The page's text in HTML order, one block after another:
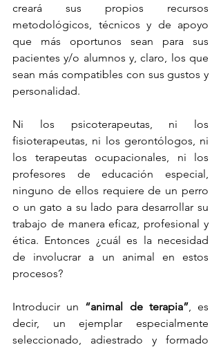
creará sus propios recursos
metodológicos, técnicos y de apoyo
que más oportunos sean para sus
pacientes y/o alumnos y, claro, los que
sean más compatibles con sus gustos y
personalidad.
Ni los psicoterapeutas, ni los
fisioterapeutas, ni los gerontólogos, ni
los terapeutas ocupacionales, ni los
profesores de educación especial,
ninguno de ellos requiere de un perro
o un gato a su lado para desarrollar su
trabajo de manera eficaz, profesional y
ética. Entonces ¿cuál es la necesidad
de involucrar a un animal en estos
procesos?
Introducir un “animal de terapia”, es
decir, un ejemplar especialmente
seleccionado, adiestrado y formado